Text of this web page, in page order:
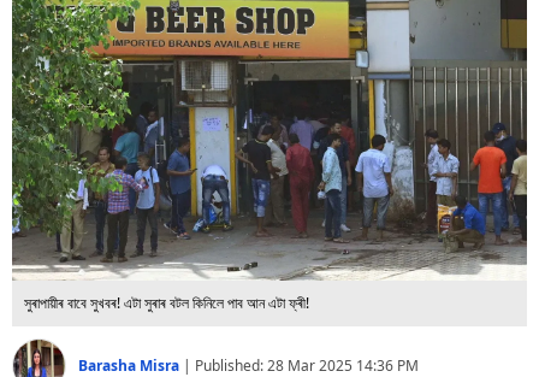
বিশ্ব
প্ৰযুক্তি
Videos
সুৰাপায়ীৰ বাবে সুখবৰ! এটা সুৰাৰ বটল কিনিলে পাব আন এটা ফ্ৰী!
Barasha Misra | Published:28 Mar 2025 14:36 PM